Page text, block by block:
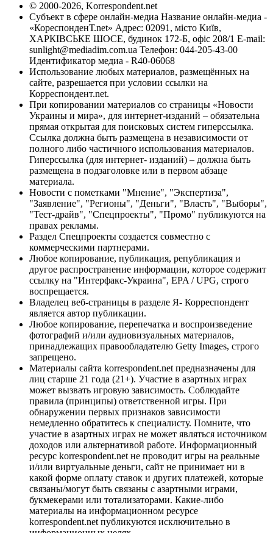
© 2000-2026, Korrespondent.net
Субъект в сфере онлайн-медиа Название онлайн-медиа -
«КореспонденТ.net» Адрес: 02091, місто Київ,
ХАРКІВСЬКЕ ШОСЕ, будинок 172-Б, офіс 208/1 E-mail:
sunlight@mediadim.com.ua Телефон: 044-205-43-00
Идентификатор медиа - R40-06068
Использование любых материалов, размещённых на
сайте, разрешается при условии ссылки на
Корреспондент.net.
При копировании материалов со страницы «Новости
Украины и мира», для интернет-изданий – обязательна
прямая открытая для поисковых систем гиперссылка.
Ссылка должна быть размещена в независимости от
полного либо частичного использования материалов.
Гиперссылка (для интернет- изданий) – должна быть
размещена в подзаголовке или в первом абзаце
материала.
Новости с пометками "Мнение", "Экспертиза",
"Заявление", "Регионы", "Деньги", "Власть", "Выборы",
"Тест-драйв", "Спецпроекты", "Промо" публикуются на
правах рекламы.
Раздел Спецпроекты создается совместно с
коммерческими партнерами.
Любое копирование, публикация, републикация и
другое распространение информации, которое содержит
ссылку на "Интерфакс-Украина", EPA / UPG, строго
воспрещается.
Владелец веб-страницы в разделе Я- Корреспондент
является автор публикации.
Любое копирование, перепечатка и воспроизведение
фотографий и/или аудиовизуальных материалов,
принадлежащих правообладателю Getty Images, строго
запрещено.
Материалы сайта korrespondent.net предназначены для
лиц старше 21 года (21+). Участие в азартных играх
может вызвать игровую зависимость. Соблюдайте
правила (принципы) ответственной игры. При
обнаружении первых признаков зависимости
немедленно обратитесь к специалисту. Помните, что
участие в азартных играх не может являться источником
доходов или альтернативой работе. Информационный
ресурс korrespondent.net не проводит игры на реальные
и/или виртуальные деньги, сайт не принимает ни в
какой форме оплату ставок и других платежей, которые
связаны/могут быть связаны с азартными играми,
букмекерами или тотализаторами. Какие-либо
материалы на информационном ресурсе
korrespondent.net публикуются исключительно в